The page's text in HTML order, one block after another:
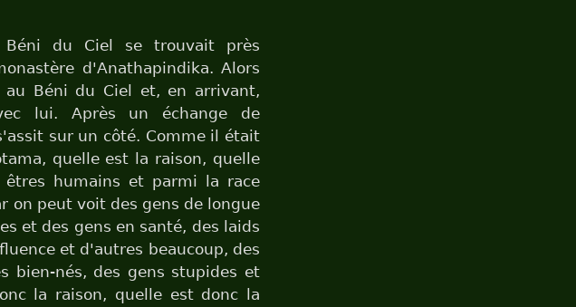
Béni du Ciel se trouvait près
d'Anathapindika. Alors
Béni du Ciel et, en arrivant,
lui. Après un échange de
sur un côté. Comme il était
quelle est la raison, quelle
humains et parmi la race
on peut voit des gens de longue
et des gens en santé, des laids
et d'autres beaucoup, des
bien-nés, des gens stupides et
la raison, quelle est donc la